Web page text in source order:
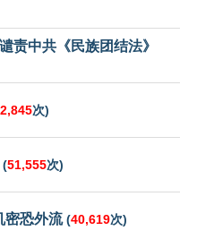
责中共《民族团结法》
次)
(51,555次)
密恐外流(40,619次)